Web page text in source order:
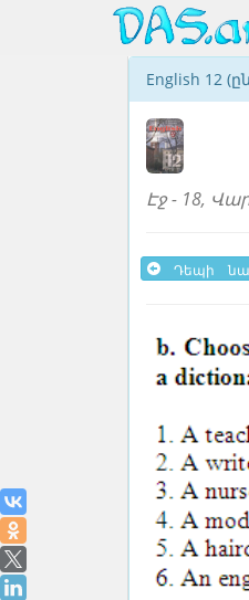
English 12
Էջ - 18,
Դեպի